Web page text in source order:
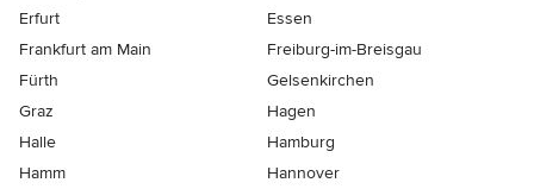
Erfurt
Essen
Frankfurt am Main
Freiburg-im-Breisgau
Fürth
Gelsenkirchen
Graz
Hagen
Halle
Hamburg
Hamm
Hannover